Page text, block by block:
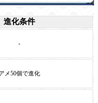
進化条件
-
メ50個で進化